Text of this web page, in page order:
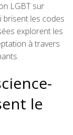
LGBT sur
les codes
explorent les
à travers
le